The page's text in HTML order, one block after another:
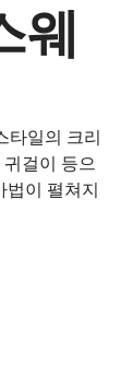
웨
타일의 크리
걸이 등으
법이 펼쳐지